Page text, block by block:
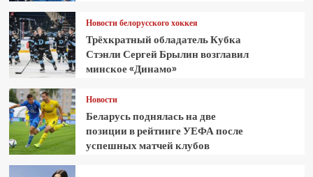
Новости белорусского хоккея
Трёхкратный обладатель Кубка
Стэнли Сергей Брылин возглавил
минское «Динамо»
Новости
Беларусь поднялась на две
позиции в рейтинге УЕФА после
успешных матчей клубов